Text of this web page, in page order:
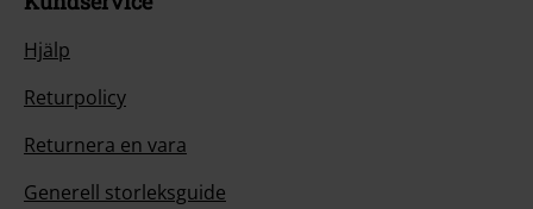
Hjälp
Returpolicy
Returnera en vara
Generell storleksguide